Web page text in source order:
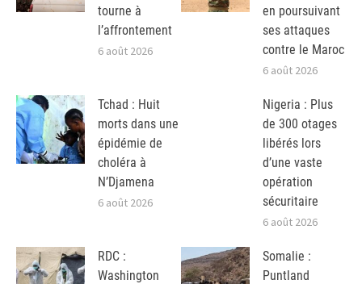
tourne à
l’affrontement
6 août 2026
en poursuivant
ses attaques
contre le Maroc
6 août 2026
Tchad : Huit
morts dans une
épidémie de
choléra à
N’Djamena
6 août 2026
Nigeria : Plus
de 300 otages
libérés lors
d’une vaste
opération
sécuritaire
6 août 2026
RDC :
Washington
Somalie :
Puntland